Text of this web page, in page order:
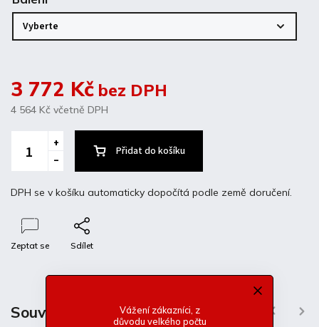
Vážení zákazníci, z
důvodu velkého počtu
3 772 Kč bez DPH
4 564 Kč včetně DPH
Přidat do košíku
DPH se v košíku automaticky dopočítá podle země doručení.
Zeptat se Sdílet
Související produkty Previous Next